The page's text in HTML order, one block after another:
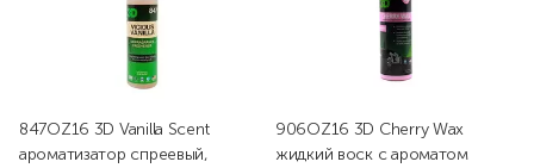
847OZ16 3D Vanilla Scent
ароматизатор спреевый,
906OZ16 3D Cherry Wax
жидкий воск с ароматом